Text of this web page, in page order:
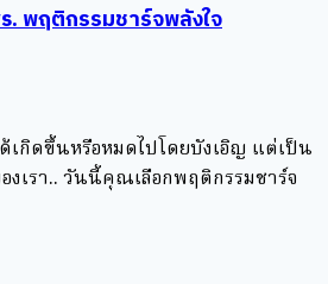
พฤติกรรมชาร์จพลังใจ
เกิดขึ้นหรือหมดไปโดยบังเอิญ แต่เป็น
งเรา.. วันนี้คุณเลือกพฤติกรรมชาร์จ